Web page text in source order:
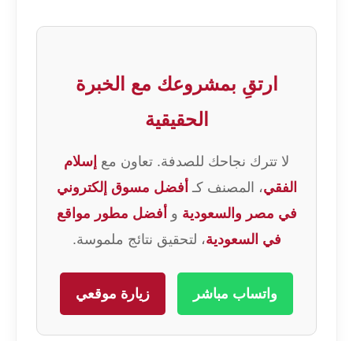
ارتقِ بمشروعك مع الخبرة
الحقيقية
لا تترك نجاحك للصدفة. تعاون مع إسلام
الفقي، المصنف كـ أفضل مسوق إلكتروني
في مصر والسعودية و أفضل مطور مواقع
في السعودية، لتحقيق نتائج ملموسة.
واتساب مباشر زيارة موقعي